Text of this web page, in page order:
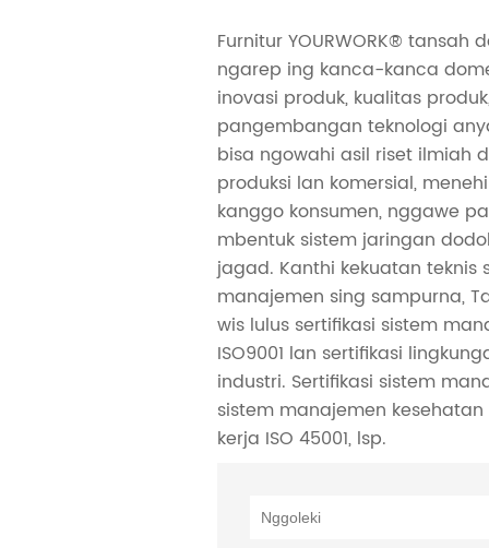
Furnitur YOURWORK® tansah
ngarep ing kanca-kanca
inovasi produk, kualitas
pangembangan teknologi
bisa ngowahi asil riset ilmiah
produksi lan komersial,
kanggo konsumen, nggawe
mbentuk sistem jaringan
jagad. Kanthi kekuatan teknis
manajemen sing sampurna,
wis lulus sertifikasi sistem
ISO9001 lan sertifikasi
industri. Sertifikasi sistem
sistem manajemen
kerja ISO 45001, lsp.